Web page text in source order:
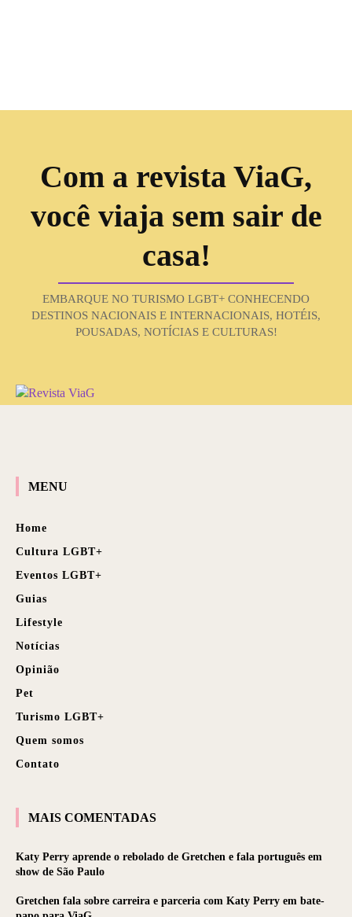
Com a revista ViaG,
você viaja sem sair de
casa!
EMBARQUE NO TURISMO LGBT+ CONHECENDO
DESTINOS NACIONAIS E INTERNACIONAIS, HOTÉIS,
POUSADAS, NOTÍCIAS E CULTURAS!
MENU
Home
Cultura LGBT+
Eventos LGBT+
Guias
Lifestyle
Notícias
Opinião
Pet
Turismo LGBT+
Quem somos
Contato
MAIS COMENTADAS
Katy Perry aprende o rebolado de Gretchen e fala português em
show de São Paulo
Gretchen fala sobre carreira e parceria com Katy Perry em bate-